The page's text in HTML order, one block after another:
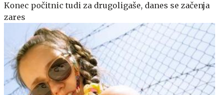
Konec počitnic tudi za drugoligaše, danes se začenja
zares